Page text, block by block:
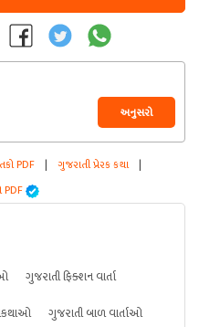
અનુસરો
PDF | ગુજરાતી પ્રેરક કથા |
PDF
ગુજરાતી ફિક્શન વાર્તા
ગુજરાતી બાળ વાર્તાઓ